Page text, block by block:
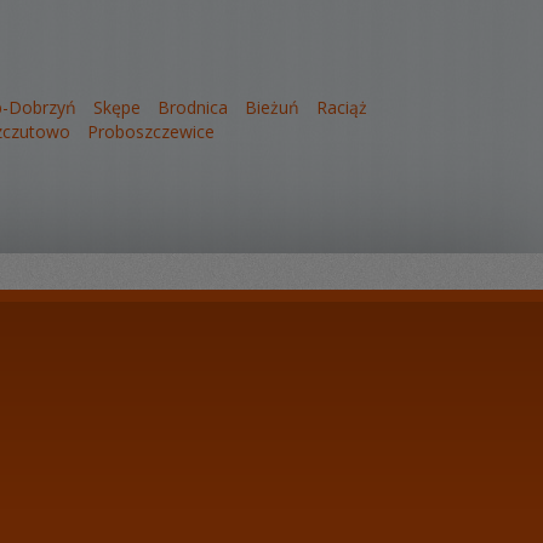
Dobrzyń Skępe Brodnica Bieżuń
Raciąż
Proboszczewice